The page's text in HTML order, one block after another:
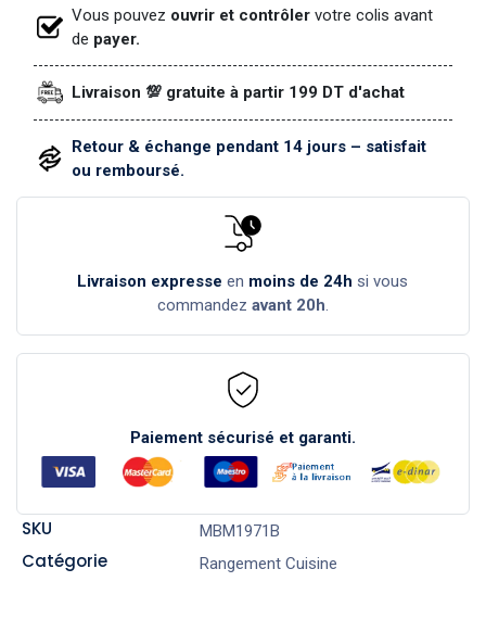
Vous pouvez ouvrir et contrôler votre colis avant
de payer.
Livraison 💯 gratuite à partir 199 DT d'achat
Retour & échange pendant 14 jours – satisfait
ou remboursé.
Livraison expresse en moins de 24h si vous
commandez avant 20h.
Paiement sécurisé et garanti.
SKU MBM1971B
Catégorie Rangement Cuisine